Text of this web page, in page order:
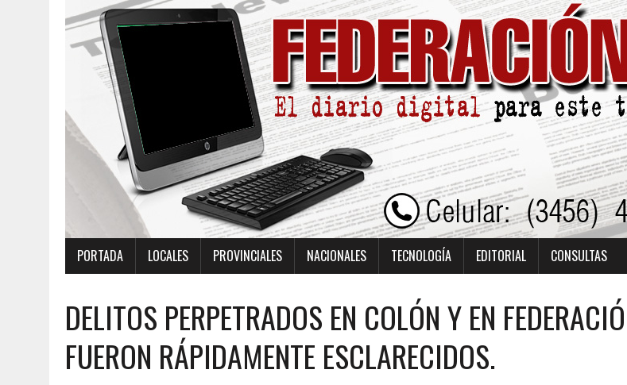
PORTADA LOCALES PROVINCIALES NACIONALES TECNOLOGÍA EDITORIAL CONSULTAS
DELITOS PERPETRADOS EN COLÓN Y EN
FUERON RÁPIDAMENTE ESCLARECIDOS.